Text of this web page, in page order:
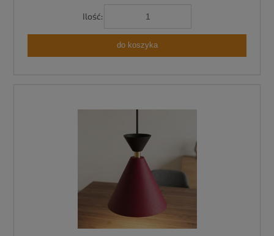
Ilość:
do koszyka